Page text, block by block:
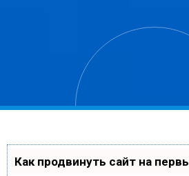
Как продвинуть сайт на